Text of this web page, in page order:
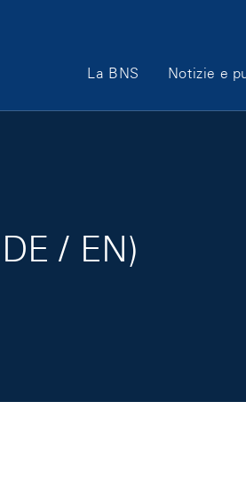
Main Navigation
La BNS Notizie e
/ EN)